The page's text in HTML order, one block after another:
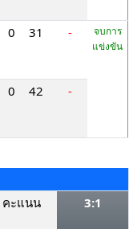
0 31 -
จบการ
แข่งขัน
0 42 -
คะแนน 3:1